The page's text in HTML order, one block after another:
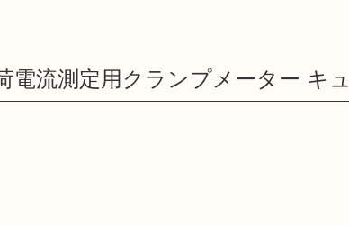
電流測定用クランプメーター キ